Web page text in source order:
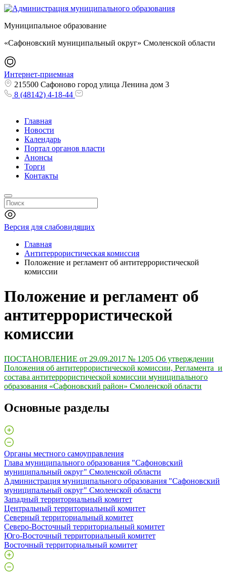
Муниципальное образование
«Сафоновский муниципальный округ» Смоленской области
Интернет-приемная
215500 Сафоново город улица Ленина дом 3
8 (48142) 4-18-44
Главная
Новости
Календарь
Портал органов власти
Анонсы
Торги
Контакты
Версия для слабовидящих
Главная
Антитеррористическая комиссия
Положение и регламент об антитеррористической
комиссии
Положение и регламент об
антитеррористической
комиссии
ПОСТАНОВЛЕНИЕ от 29.09.2017 № 1205 Об утверждении
Положения об антитеррористической комиссии, Регламента и
состава антитеррористической комиссии муниципального
образования «Сафоновский район» Смоленской области
Основные разделы
Органы местного самоуправления
Глава муниципального образования "Сафоновский
муниципальный округ" Смоленской области
Администрация муниципального образования "Сафоновский
муниципальный округ" Смоленской области
Западный территориальный комитет
Центральный территориальный комитет
Северный территориальный комитет
Северо-Восточный территориальный комитет
Юго-Восточный территориальный комитет
Восточный территориальный комитет